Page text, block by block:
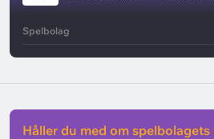
Spelbolag
Håller du med om